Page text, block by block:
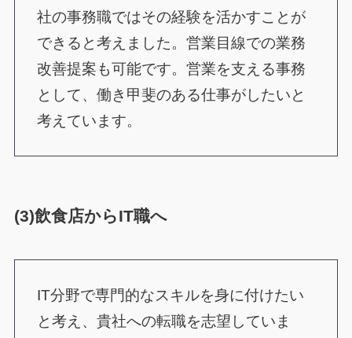
社の事務職ではその経験を活かすことが
できると考えました。営業目線での業務
改善提案も可能です。営業を支える事務
として、働き甲斐のある仕事がしたいと
考えています。
(3)飲食店からIT職へ
IT分野で専門的なスキルを身に付けたい
と考え、貴社への転職を志望していま